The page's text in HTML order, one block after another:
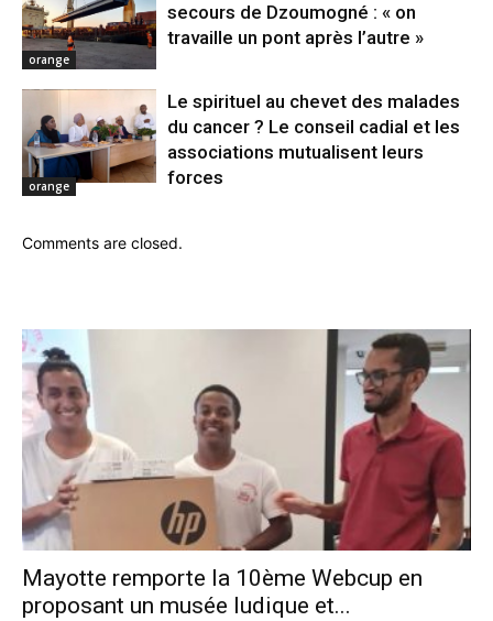
orange
secours de Dzoumogné : « on
travaille un pont après l’autre »
orange
Le spirituel au chevet des malades
du cancer ? Le conseil cadial et les
associations mutualisent leurs
forces
Comments are closed.
Mayotte remporte la 10ème Webcup en
proposant un musée ludique et...